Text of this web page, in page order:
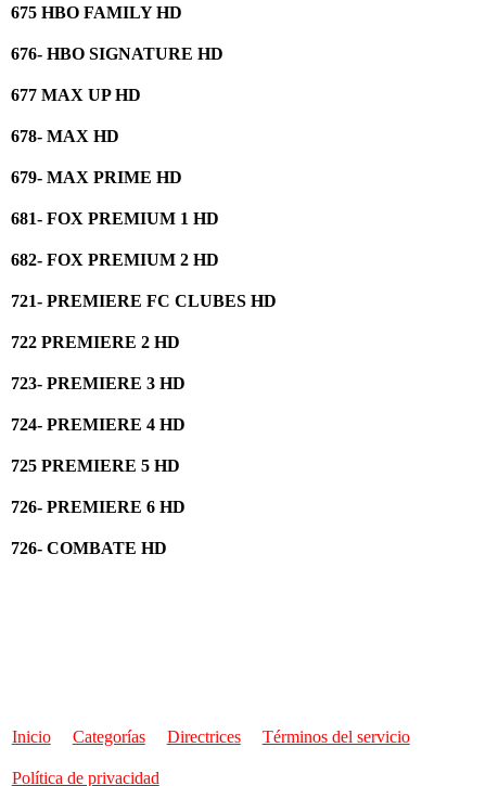
675 HBO FAMILY HD
676- HBO SIGNATURE HD
677 MAX UP HD
678- MAX HD
679- MAX PRIME HD
681- FOX PREMIUM 1 HD
682- FOX PREMIUM 2 HD
721- PREMIERE FC CLUBES HD
722 PREMIERE 2 HD
723- PREMIERE 3 HD
724- PREMIERE 4 HD
725 PREMIERE 5 HD
726- PREMIERE 6 HD
726- COMBATE HD
Inicio Categorías Directrices Términos del servicio
Política de privacidad